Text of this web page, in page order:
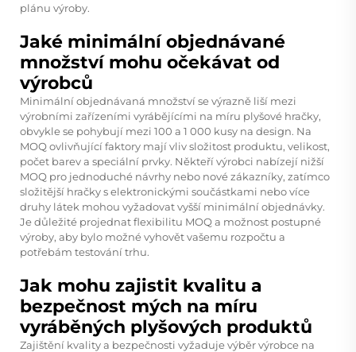
plánu výroby.
Jaké minimální objednávané
množství mohu očekávat od
výrobců
Minimální objednávaná množství se výrazně liší mezi
výrobními zařízeními vyrábějícími na míru plyšové hračky,
obvykle se pohybují mezi 100 a 1 000 kusy na design. Na
MOQ ovlivňující faktory mají vliv složitost produktu, velikost,
počet barev a speciální prvky. Někteří výrobci nabízejí nižší
MOQ pro jednoduché návrhy nebo nové zákazníky, zatímco
složitější hračky s elektronickými součástkami nebo více
druhy látek mohou vyžadovat vyšší minimální objednávky.
Je důležité projednat flexibilitu MOQ a možnost postupné
výroby, aby bylo možné vyhovět vašemu rozpočtu a
potřebám testování trhu.
Jak mohu zajistit kvalitu a
bezpečnost mých na míru
vyráběných plyšových produktů
Zajištění kvality a bezpečnosti vyžaduje výběr výrobce na